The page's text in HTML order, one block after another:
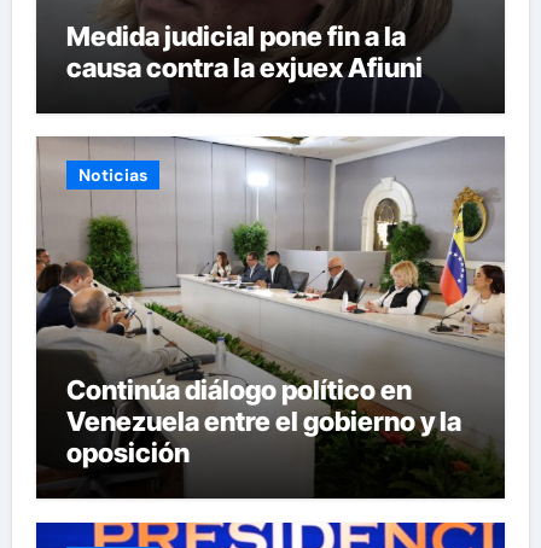
Medida judicial pone fin a la
causa contra la exjuex Afiuni
Noticias
Continúa diálogo político en
Venezuela entre el gobierno y la
oposición